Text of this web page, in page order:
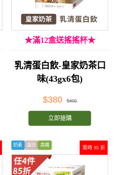
★滿12盒送搖搖杯★
乳清蛋白飲-皇家奶茶口
味(43gx6包)
$380 $400
立即搶購
限時 95 折
奶素 蛋白 高纖